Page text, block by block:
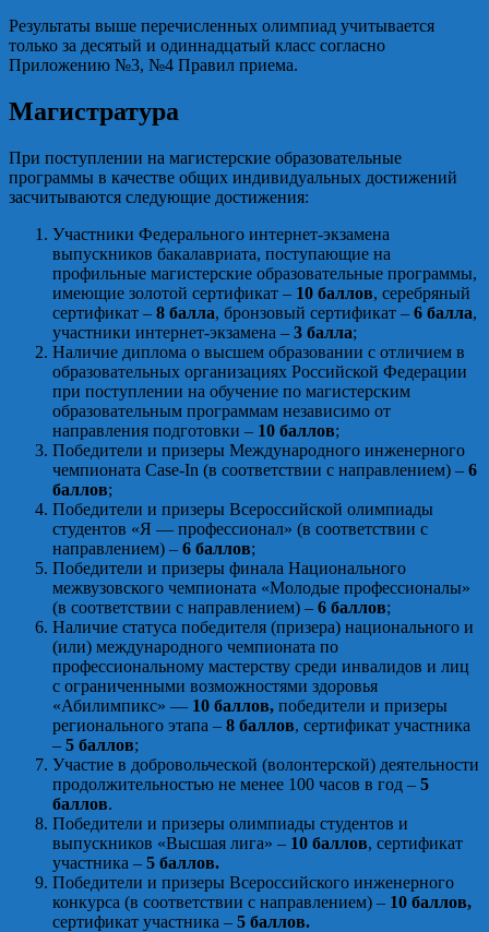
Результаты выше перечисленных олимпиад учитывается
только за десятый и одиннадцатый класс согласно
Приложению №3, №4 Правил приема.
Магистратура
При поступлении на магистерские образовательные
программы в качестве общих индивидуальных достижений
засчитываются следующие достижения:
Участники Федерального интернет-экзамена
выпускников бакалавриата, поступающие на
профильные магистерские образовательные программы,
имеющие золотой сертификат – 10 баллов, серебряный
сертификат – 8 балла, бронзовый сертификат – 6 балла,
участники интернет-экзамена – 3 балла;
Наличие диплома о высшем образовании с отличием в
образовательных организациях Российской Федерации
при поступлении на обучение по магистерским
образовательным программам независимо от
направления подготовки – 10 баллов;
Победители и призеры Международного инженерного
чемпионата Case-In (в соответствии с направлением) – 6
баллов;
Победители и призеры Всероссийской олимпиады
студентов «Я — профессионал» (в соответствии с
направлением) – 6 баллов;
Победители и призеры финала Национального
межвузовского чемпионата «Молодые профессионалы»
(в соответствии с направлением) – 6 баллов;
Наличие статуса победителя (призера) национального и
(или) международного чемпионата по
профессиональному мастерству среди инвалидов и лиц
с ограниченными возможностями здоровья
«Абилимпикс» — 10 баллов, победители и призеры
регионального этапа – 8 баллов, сертификат участника
– 5 баллов;
Участие в добровольческой (волонтерской) деятельности
продолжительностью не менее 100 часов в год – 5
баллов.
Победители и призеры олимпиады студентов и
выпускников «Высшая лига» – 10 баллов, сертификат
участника – 5 баллов.
Победители и призеры Всероссийского инженерного
конкурса (в соответствии с направлением) – 10 баллов,
сертификат участника – 5 баллов.